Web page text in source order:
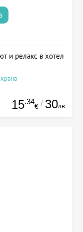
и релакс в хотел
15.34
€ / 30лв.